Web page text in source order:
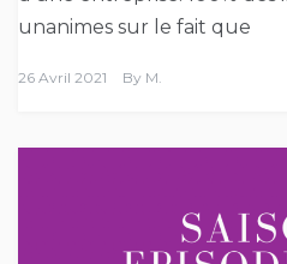
unanimes sur le fait que
26 Avril 2021 By M.